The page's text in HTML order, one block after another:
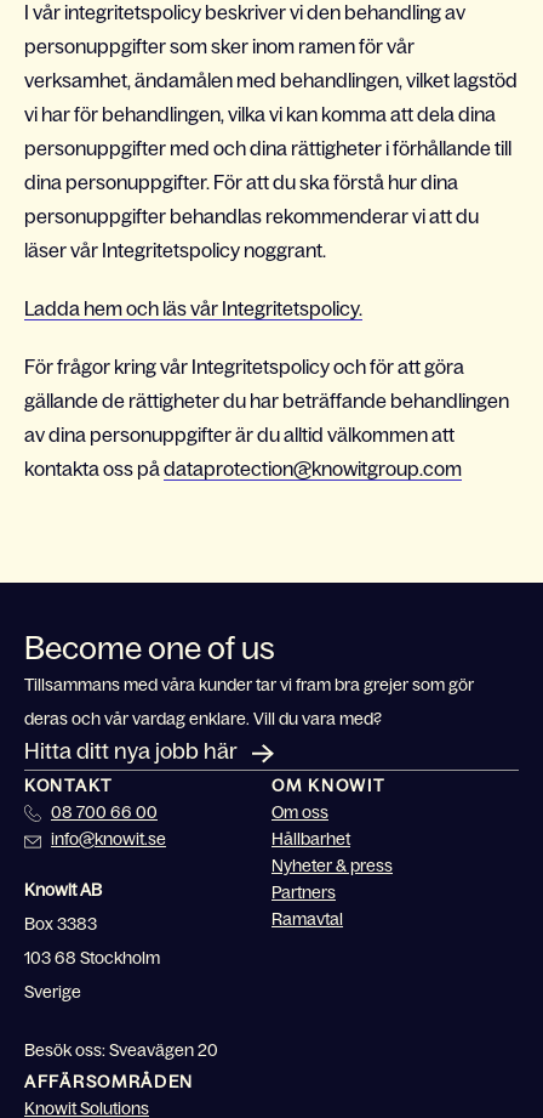
I vår integritetspolicy beskriver vi den behandling av
personuppgifter som sker inom ramen för vår
verksamhet, ändamålen med behandlingen, vilket lagstöd
vi har för behandlingen, vilka vi kan komma att dela dina
personuppgifter med och dina rättigheter i förhållande till
dina personuppgifter. För att du ska förstå hur dina
personuppgifter behandlas rekommenderar vi att du
läser vår Integritetspolicy noggrant.
Ladda hem och läs vår Integritetspolicy.
För frågor kring vår Integritetspolicy och för att göra
gällande de rättigheter du har beträffande behandlingen
av dina personuppgifter är du alltid välkommen att
kontakta oss på dataprotection@knowitgroup.com
Become one of us
Tillsammans med våra kunder tar vi fram bra grejer som gör
deras och vår vardag enklare. Vill du vara med?
Hitta ditt nya jobb här
KONTAKT
08 700 66 00
info@knowit.se
Knowit AB
Box 3383
103 68 Stockholm
Sverige
Besök oss: Sveavägen 20
OM KNOWIT
Om oss
Hållbarhet
Nyheter & press
Partners
Ramavtal
AFFÄRSOMRÅDEN
Knowit Solutions